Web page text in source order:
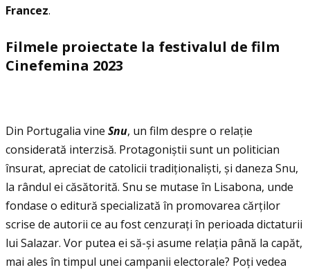
Francez.
Filmele proiectate la festivalul de film
Cinefemina 2023
Din Portugalia vine Snu, un film despre o relaţie
considerată interzisă. Protagoniștii sunt un politician
însurat, apreciat de catolicii tradiţionaliști, și daneza Snu,
la rândul ei căsătorită. Snu se mutase în Lisabona, unde
fondase o editură specializată în promovarea cărţilor
scrise de autorii ce au fost cenzuraţi în perioada dictaturii
lui Salazar. Vor putea ei să-și asume relaţia până la capăt,
mai ales în timpul unei campanii electorale? Poţi vedea